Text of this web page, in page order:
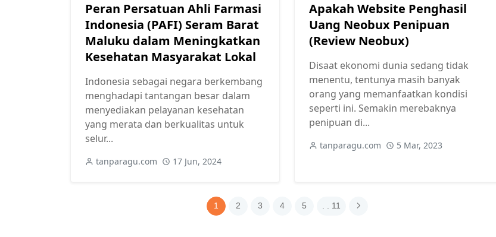
Peran Persatuan Ahli Farmasi
Indonesia (PAFI) Seram Barat
Maluku dalam Meningkatkan
Kesehatan Masyarakat Lokal
Indonesia sebagai negara berkembang
menghadapi tantangan besar dalam
menyediakan pelayanan kesehatan
yang merata dan berkualitas untuk
selur...
tanparagu.com 17 Jun, 2024
Apakah Website Penghasil
Uang Neobux Penipuan
(Review Neobux)
Disaat ekonomi dunia sedang tidak
menentu, tentunya masih banyak
orang yang memanfaatkan kondisi
seperti ini. Semakin merebaknya
penipuan di...
tanparagu.com 5 Mar, 2023
1 2 3 4 5 . . 11